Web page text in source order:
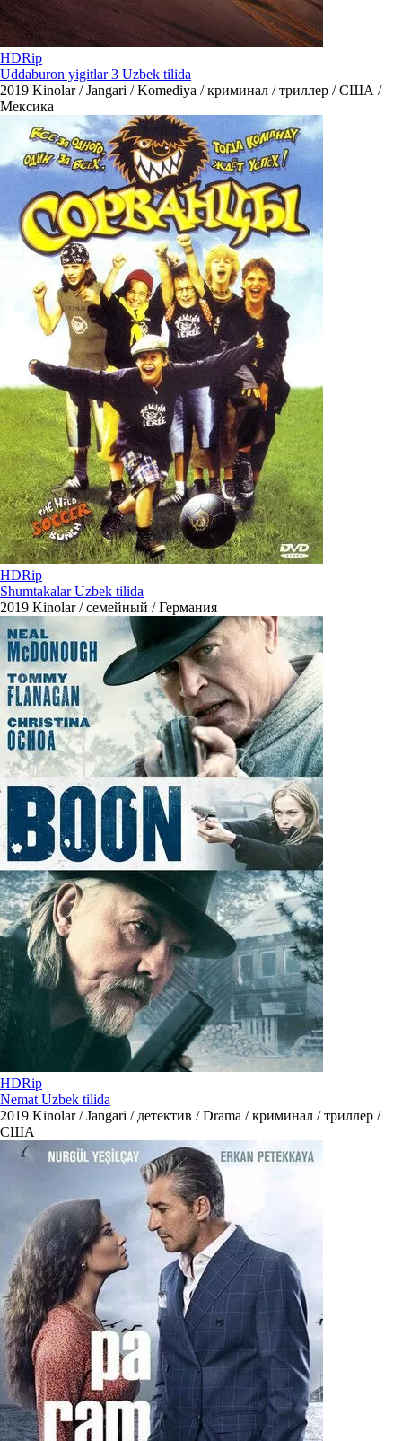
HDRip
Uddaburon yigitlar 3 Uzbek tilida
2019 Kinolar / Jangari / Komediya / криминал / триллер / США /
Мексика
HDRip
Shumtakalar Uzbek tilida
2019 Kinolar / семейный / Германия
HDRip
Nemat Uzbek tilida
2019 Kinolar / Jangari / детектив / Drama / криминал / триллер /
США